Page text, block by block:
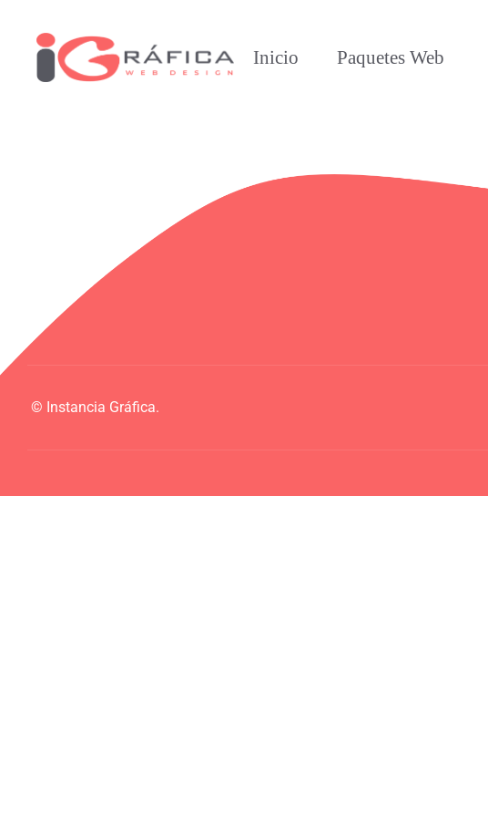
Inicio Paquetes Web
© Instancia Gráfica.